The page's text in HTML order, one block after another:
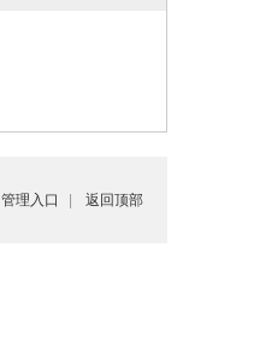
管理入口 返回顶部